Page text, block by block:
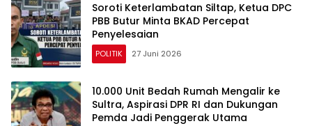
Soroti Keterlambatan Siltap, Ketua DPC
PBB Butur Minta BKAD Percepat
Penyelesaian
POLITIK 27 Juni 2026
10.000 Unit Bedah Rumah Mengalir ke
Sultra, Aspirasi DPR RI dan Dukungan
Pemda Jadi Penggerak Utama